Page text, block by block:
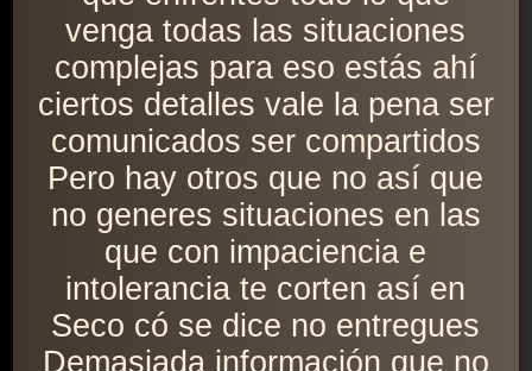
venga todas las situaciones
complejas para eso estás ahí
ciertos detalles vale la pena ser
comunicados ser compartidos
Pero hay otros que no así que
no generes situaciones en las
que con impaciencia e
intolerancia te corten así en
Seco có se dice no entregues
Demasiada información que no